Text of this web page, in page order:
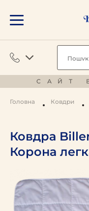
САЙТ
Головна Ковдри
Ковдра
Корона